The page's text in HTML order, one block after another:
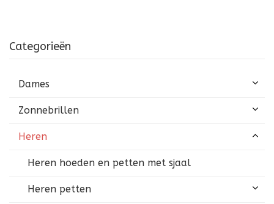
Categorieën
Dames
Zonnebrillen
Heren
Heren hoeden en petten met sjaal
Heren petten